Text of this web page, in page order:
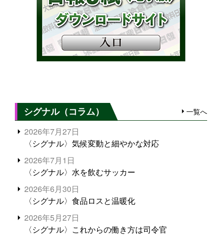
シグナル（コラム） 一覧へ
2026年7月27日
〈シグナル〉気候変動と細やかな対応
2026年7月1日
〈シグナル〉水を飲むサッカー
2026年6月30日
〈シグナル〉食品ロスと温暖化
2026年5月27日
〈シグナル〉これからの働き方は司令官